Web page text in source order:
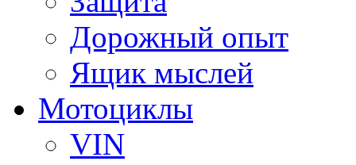
Дорожный опыт
Ящик мыслей
Мотоциклы
VIN